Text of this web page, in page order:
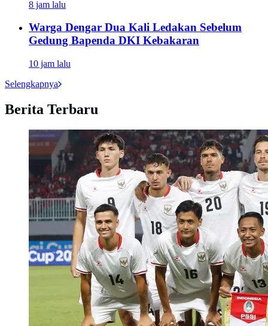
8 jam lalu
Warga Dengar Dua Kali Ledakan Sebelum
Gedung Bapenda DKI Kebakaran
10 jam lalu
Selengkapnya
Berita Terbaru